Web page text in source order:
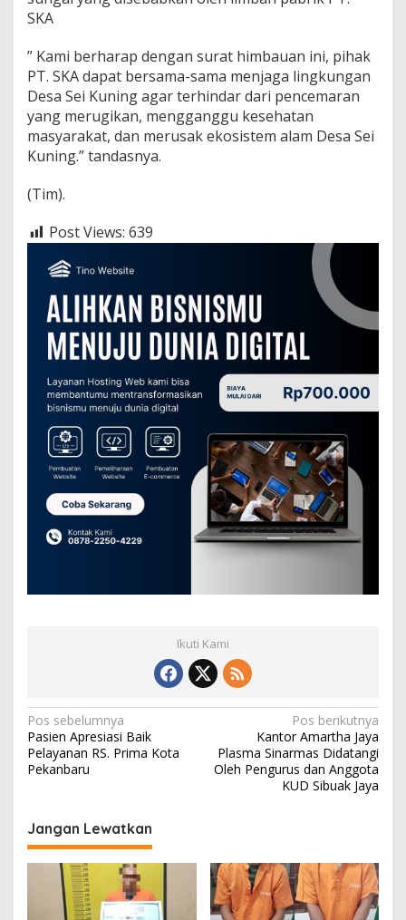
SKA
” Kami berharap dengan surat himbauan ini, pihak
PT. SKA dapat bersama-sama menjaga lingkungan
Desa Sei Kuning agar terhindar dari pencemaran
yang merugikan, mengganggu kesehatan
masyarakat, dan merusak ekosistem alam Desa Sei
Kuning.” tandasnya.
(Tim).
Post Views: 639
Ikuti Kami
N
a
v
g
a
Pos sebelumnya
Pasien Apresiasi Baik
Pelayanan RS. Prima Kota
Pekanbaru
Pos berikutnya
Kantor Amartha Jaya
Plasma Sinarmas Didatangi
Oleh Pengurus dan Anggota
KUD Sibuak Jaya
Jangan Lewatkan